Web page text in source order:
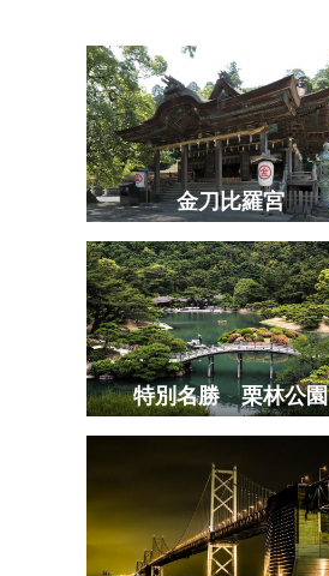
金刀比羅宮
特別名勝 栗林公園